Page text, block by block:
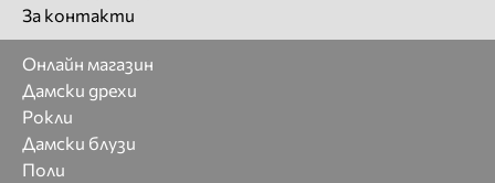
За контакти
Онлайн магазин
Дамски дрехи
Рокли
Дамски блузи
Поли